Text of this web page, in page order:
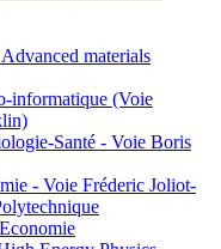
materials
informatique (Voie
Santé - Voie Boris
- Voie Fréderic Joliot-